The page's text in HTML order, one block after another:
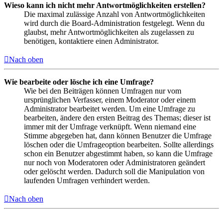
Wieso kann ich nicht mehr Antwortmöglichkeiten erstellen?
Die maximal zulässige Anzahl von Antwortmöglichkeiten
wird durch die Board-Administration festgelegt. Wenn du
glaubst, mehr Antwortmöglichkeiten als zugelassen zu
benötigen, kontaktiere einen Administrator.
Nach oben
Wie bearbeite oder lösche ich eine Umfrage?
Wie bei den Beiträgen können Umfragen nur vom
ursprünglichen Verfasser, einem Moderator oder einem
Administrator bearbeitet werden. Um eine Umfrage zu
bearbeiten, ändere den ersten Beitrag des Themas; dieser ist
immer mit der Umfrage verknüpft. Wenn niemand eine
Stimme abgegeben hat, dann können Benutzer die Umfrage
löschen oder die Umfrageoption bearbeiten. Sollte allerdings
schon ein Benutzer abgestimmt haben, so kann die Umfrage
nur noch von Moderatoren oder Administratoren geändert
oder gelöscht werden. Dadurch soll die Manipulation von
laufenden Umfragen verhindert werden.
Nach oben